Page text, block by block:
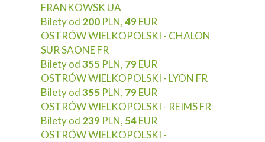
FRANKOWSK UA
Bilety od 200 PLN,49EUR
OSTRÓW WIELKOPOLSKI - CHALON
SUR SAONE FR
Bilety od355 PLN, 79EUR
OSTRÓW WIELKOPOLSKI - LYON FR
Bilety od355 PLN, 79EUR
OSTRÓW WIELKOPOLSKI - REIMS FR
Bilety od 239 PLN, 54EUR
OSTRÓW WIELKOPOLSKI -